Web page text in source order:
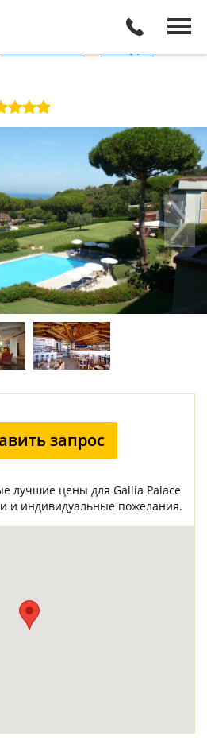
Тосканы / Гроссето
запрос
лучшие цены для Gallia Palace
и индивидуальные пожелания.